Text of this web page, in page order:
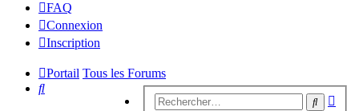
FAQ
Connexion
Inscription
Portail Tous les Forums
Rechercher